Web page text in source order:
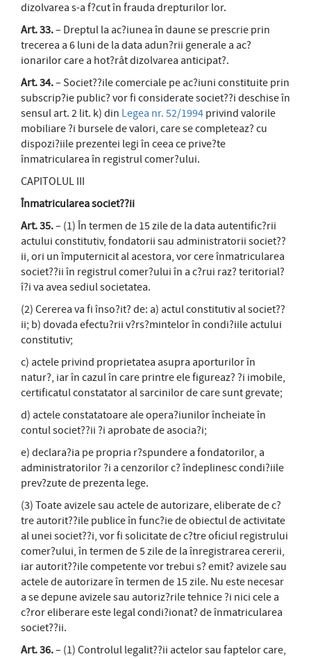
dizolvarea s-a f?cut în frauda drepturilor lor.
Art. 33.– Dreptul la ac?iunea în daune se prescrie prin
trecerea a 6 luni de la data adun?rii generale a ac?
ionarilor care a hot?rât dizolvarea anticipat?.
Art. 34.– Societ??ile comerciale pe ac?iuni constituite prin
subscrip?ie public? vor fi considerate societ??i deschise în
sensul art. 2 lit. k) din Legea nr. 52/1994 privind valorile
mobiliare ?i bursele de valori, care se completeaz? cu
dispozi?iile prezentei legi în ceea ce prive?te
înmatricularea în registrul comer?ului.
CAPITOLUL III
Înmatricularea societ??ii
Art. 35.– (1) În termen de 15 zile de la data autentific?rii
actului constitutiv, fondatorii sau administratorii societ??
ii, ori un împuternicit al acestora, vor cere înmatricularea
societ??ii în registrul comer?ului în a c?rui raz? teritorial?
î?i va avea sediul societatea.
(2) Cererea va fi înso?it? de: a) actul constitutiv al societ??
ii; b) dovada efectu?rii v?rs?mintelor în condi?iile actului
constitutiv;
c) actele privind proprietatea asupra aporturilor în
natur?, iar în cazul în care printre ele figureaz? ?i imobile,
certificatul constatator al sarcinilor de care sunt grevate;
d) actele constatatoare ale opera?iunilor încheiate în
contul societ??ii ?i aprobate de asocia?i;
e) declara?ia pe propria r?spundere a fondatorilor, a
administratorilor ?i a cenzorilor c? îndeplinesc condi?iile
prev?zute de prezenta lege.
(3) Toate avizele sau actele de autorizare, eliberate de c?
tre autorit??ile publice în func?ie de obiectul de activitate
al unei societ??i, vor fi solicitate de c?tre oficiul registrului
comer?ului, în termen de 5 zile de la înregistrarea cererii,
iar autorit??ile competente vor trebui s? emit? avizele sau
actele de autorizare în termen de 15 zile. Nu este necesar
a se depune avizele sau autoriz?rile tehnice ?i nici cele a
c?ror eliberare este legal condi?ionat? de înmatricularea
societ??ii.
Art. 36.– (1) Controlul legalit??ii actelor sau faptelor care,